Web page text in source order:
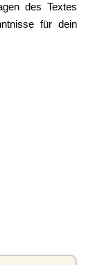
des Textes
für dein